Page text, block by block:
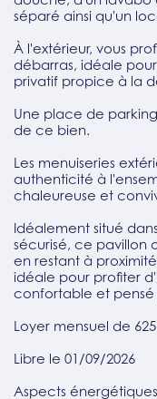
séparé ainsi qu'un
À l'extérieur, vous
débarras, idéale
privatif propice à la
Une place de
de ce bien.
Les menuiseries
authenticité à
chaleureuse et
Idéalement situé
sécurisé, ce pavillon
en restant à
idéale pour profiter
confortable et
Loyer mensuel de
Libre le 01/09/2026
Aspects